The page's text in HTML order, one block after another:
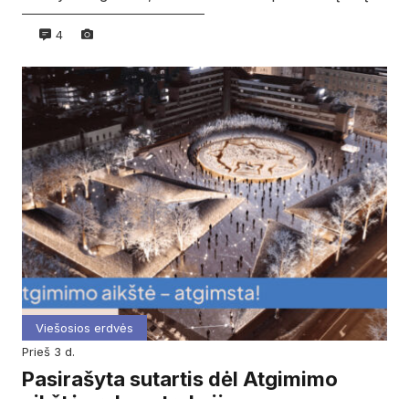
4
Viešosios erdvės
prieš 3 d.
Pasirašyta sutartis dėl Atgimimo